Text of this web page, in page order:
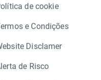
de cookie
e Condições
Disclamer
de Risco